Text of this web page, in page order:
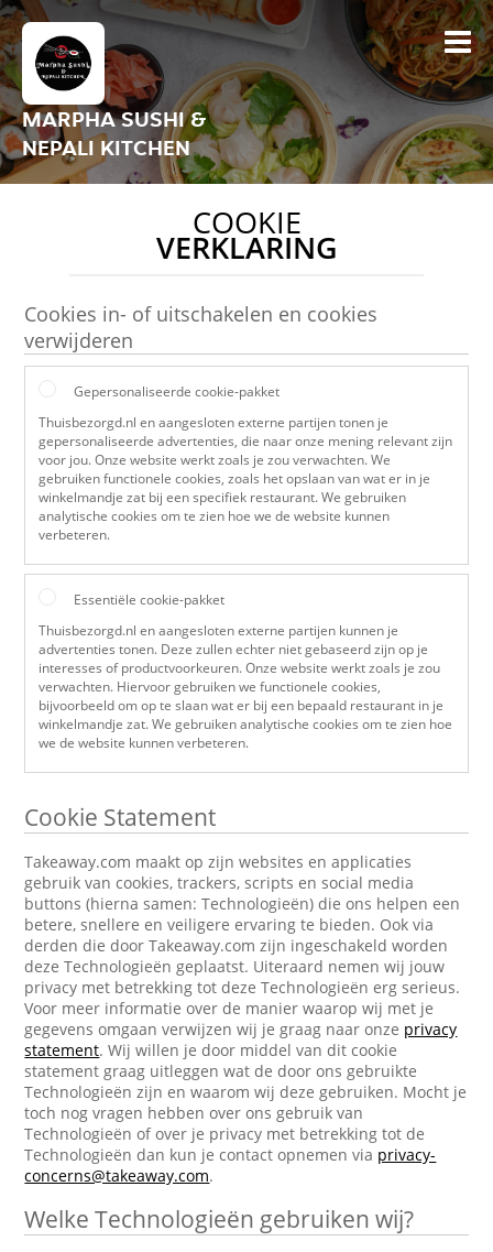
MARPHA SUSHI &
NEPALI KITCHEN
COOKIE
VERKLARING
Cookies in- of uitschakelen en cookies
verwijderen
Gepersonaliseerde cookie-pakket
Thuisbezorgd.nl en aangesloten externe partijen tonen je
gepersonaliseerde advertenties, die naar onze mening relevant zijn
voor jou. Onze website werkt zoals je zou verwachten. We
gebruiken functionele cookies, zoals het opslaan van wat er in je
winkelmandje zat bij een specifiek restaurant. We gebruiken
analytische cookies om te zien hoe we de website kunnen
verbeteren.
Essentiële cookie-pakket
Thuisbezorgd.nl en aangesloten externe partijen kunnen je
advertenties tonen. Deze zullen echter niet gebaseerd zijn op je
interesses of productvoorkeuren. Onze website werkt zoals je zou
verwachten. Hiervoor gebruiken we functionele cookies,
bijvoorbeeld om op te slaan wat er bij een bepaald restaurant in je
winkelmandje zat. We gebruiken analytische cookies om te zien hoe
we de website kunnen verbeteren.
Cookie Statement
Takeaway.com maakt op zijn websites en applicaties
gebruik van cookies, trackers, scripts en social media
buttons (hierna samen: Technologieën) die ons helpen een
betere, snellere en veiligere ervaring te bieden. Ook via
derden die door Takeaway.com zijn ingeschakeld worden
deze Technologieën geplaatst. Uiteraard nemen wij jouw
privacy met betrekking tot deze Technologieën erg serieus.
Voor meer informatie over de manier waarop wij met je
gegevens omgaan verwijzen wij je graag naar onze privacy
statement. Wij willen je door middel van dit cookie
statement graag uitleggen wat de door ons gebruikte
Technologieën zijn en waarom wij deze gebruiken. Mocht je
toch nog vragen hebben over ons gebruik van
Technologieën of over je privacy met betrekking tot de
Technologieën dan kun je contact opnemen via privacy-
concerns@takeaway.com.
Welke Technologieën gebruiken wij?